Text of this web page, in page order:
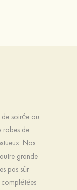
de soirée ou
robes de
Nos
grande
pas sûr